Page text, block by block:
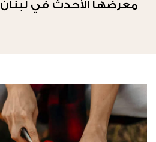
معرضها الأحدث في لبنان